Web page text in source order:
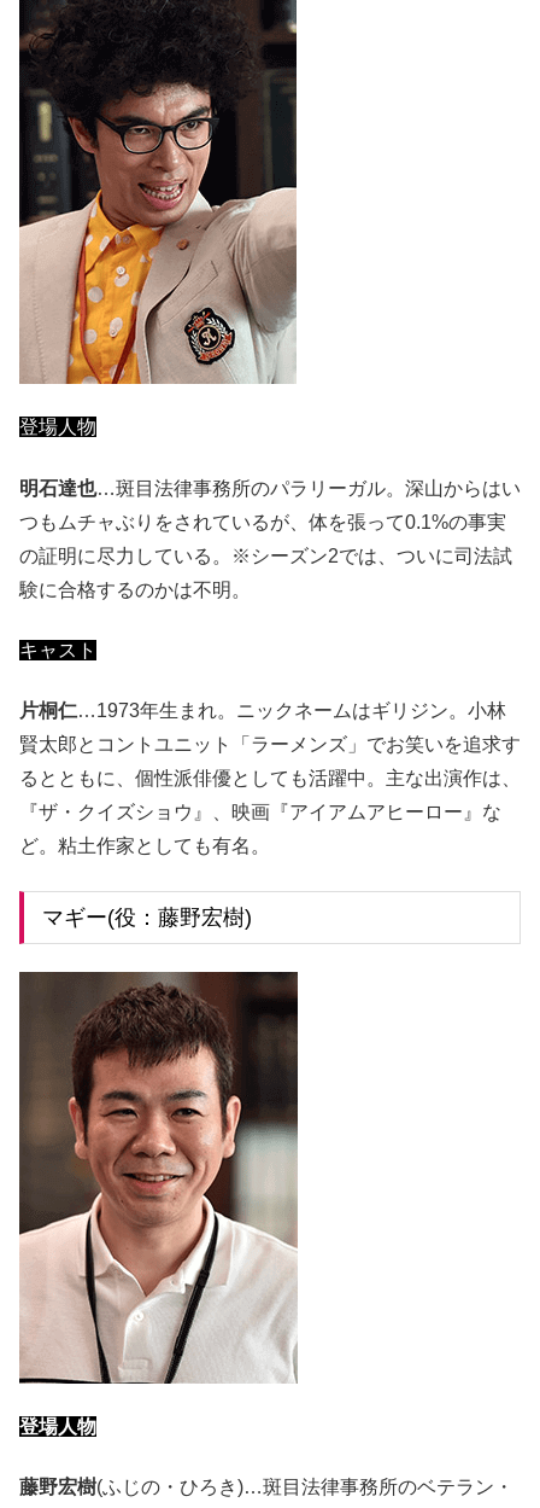
登場人物
明石達也…斑目法律事務所のパラリーガル。深山からはい
つもムチャぶりをされているが、体を張って0.1%の事実
の証明に尽力している。※シーズン2では、ついに司法試
験に合格するのかは不明。
キャスト
片桐仁…1973年生まれ。ニックネームはギリジン。小林
賢太郎とコントユニット「ラーメンズ」でお笑いを追求す
るとともに、個性派俳優としても活躍中。主な出演作は、
『ザ・クイズショウ』、映画『アイアムアヒーロー』な
ど。粘土作家としても有名。
マギー(役：藤野宏樹)
登場人物
藤野宏樹(ふじの・ひろき)…斑目法律事務所のベテラン・